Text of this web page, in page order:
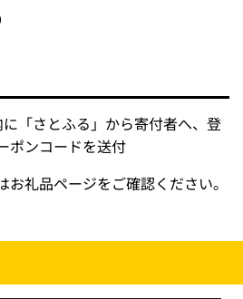
「さとふる」から寄付者へ、登
ポンコードを送付
礼品ページをご確認ください。